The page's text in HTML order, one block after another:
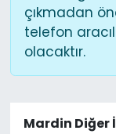
çıkmadan
telefon
olacaktır.
Mardin Diğer